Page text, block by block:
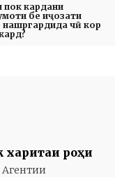
пок кардани
бе иҷозати
чӣ кор
харитаи роҳи
Агентии